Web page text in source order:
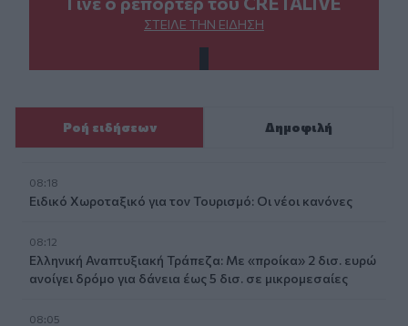
ΣΤΕΊΛΕ ΤΗΝ ΕΊΔΗΣΗ
Ροή ειδήσεων Δημοφιλή
08:18
Ειδικό Χωροταξικό για τον Τουρισμό: Οι νέοι κανόνες
08:12
Ελληνική Αναπτυξιακή Τράπεζα: Με «προίκα» 2 δισ. ευρώ
ανοίγει δρόμο για δάνεια έως 5 δισ. σε μικρομεσαίες
08:05